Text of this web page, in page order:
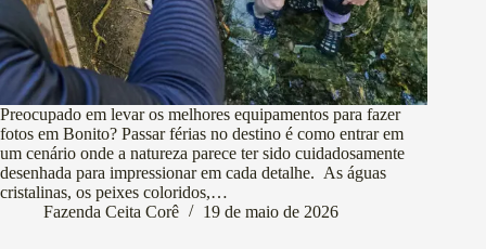
Preocupado em levar os melhores equipamentos para fazer
fotos em Bonito? Passar férias no destino é como entrar em
um cenário onde a natureza parece ter sido cuidadosamente
desenhada para impressionar em cada detalhe. As águas
cristalinas, os peixes coloridos,…
Fazenda Ceita Corê
19 de maio de 2026